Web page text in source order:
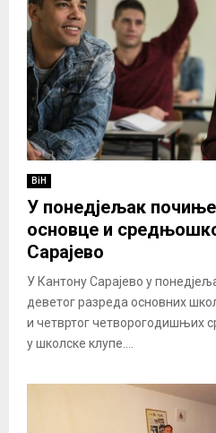
BiH
У понедјељак
основце и
Сарајево
У Кантону Сарајево у
деветог разреда основних
и четвртог четворогодишњих
у школске клупе....